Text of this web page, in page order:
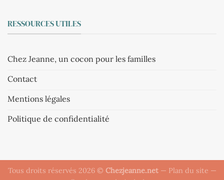
RESSOURCES UTILES
Chez Jeanne, un cocon pour les familles
Contact
Mentions légales
Politique de confidentialité
Tous droits réservés 2026 © Chezjeanne.net— Plan du site —